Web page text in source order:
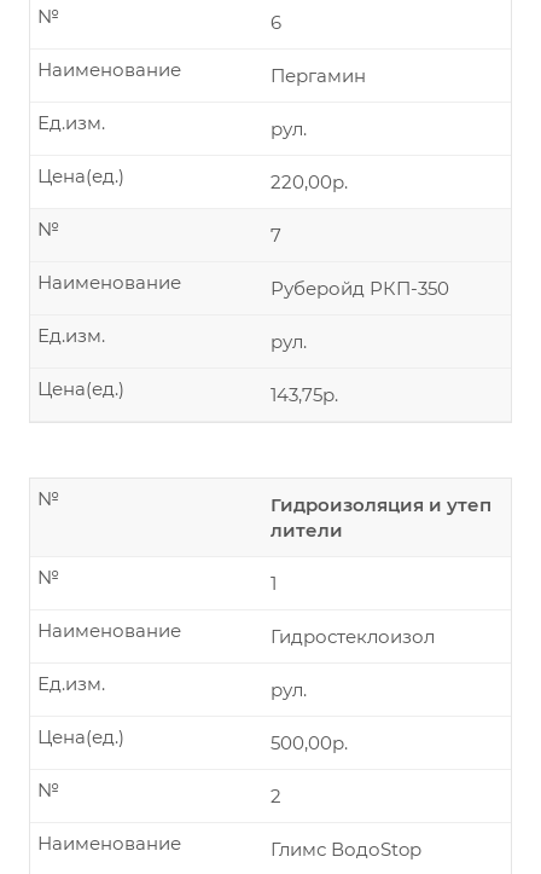
6
№
Пергамин
Наименование
рул.
Ед.изм.
220,00р.
Цена(ед.)
7
№
Руберойд РКП-350
Наименование
рул.
Ед.изм.
143,75р.
Цена(ед.)
Гидроизоляция и утеп
лители
№
1
№
Гидростеклоизол
Наименование
рул.
Ед.изм.
500,00р.
Цена(ед.)
2
№
Глимс ВодоStop
Наименование